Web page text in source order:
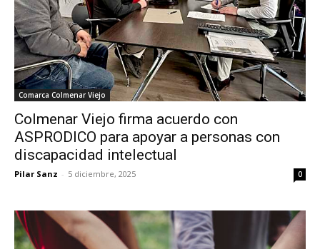
Comarca Colmenar Viejo
Colmenar Viejo firma acuerdo con
ASPRODICO para apoyar a personas con
discapacidad intelectual
Pilar Sanz - 5 diciembre, 2025 0